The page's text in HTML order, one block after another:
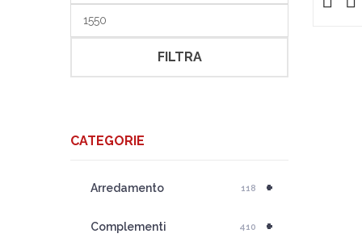
FILTRA
CATEGORIE
+
Arredamento 118
+
Complementi 410